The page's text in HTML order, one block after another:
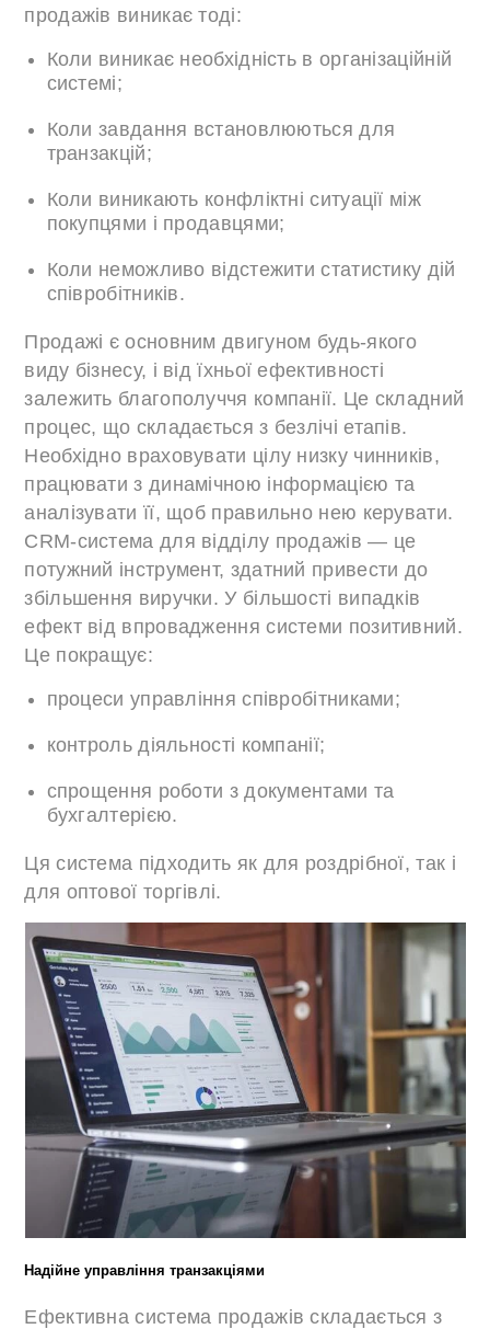
продажів виникає тоді:
Коли виникає необхідність в організаційній
системі;
Коли завдання встановлюються для
транзакцій;
Коли виникають конфліктні ситуації між
покупцями і продавцями;
Коли неможливо відстежити статистику дій
співробітників.
Продажі є основним двигуном будь-якого
виду бізнесу, і від їхньої ефективності
залежить благополуччя компанії. Це складний
процес, що складається з безлічі етапів.
Необхідно враховувати цілу низку чинників,
працювати з динамічною інформацією та
аналізувати її, щоб правильно нею керувати.
CRM-система для відділу продажів — це
потужний інструмент, здатний привести до
збільшення виручки. У більшості випадків
ефект від впровадження системи позитивний.
Це покращує:
процеси управління співробітниками;
контроль діяльності компанії;
спрощення роботи з документами та
бухгалтерією.
Ця система підходить як для роздрібної, так і
для оптової торгівлі.
Надійне управління транзакціями
Ефективна система продажів складається з